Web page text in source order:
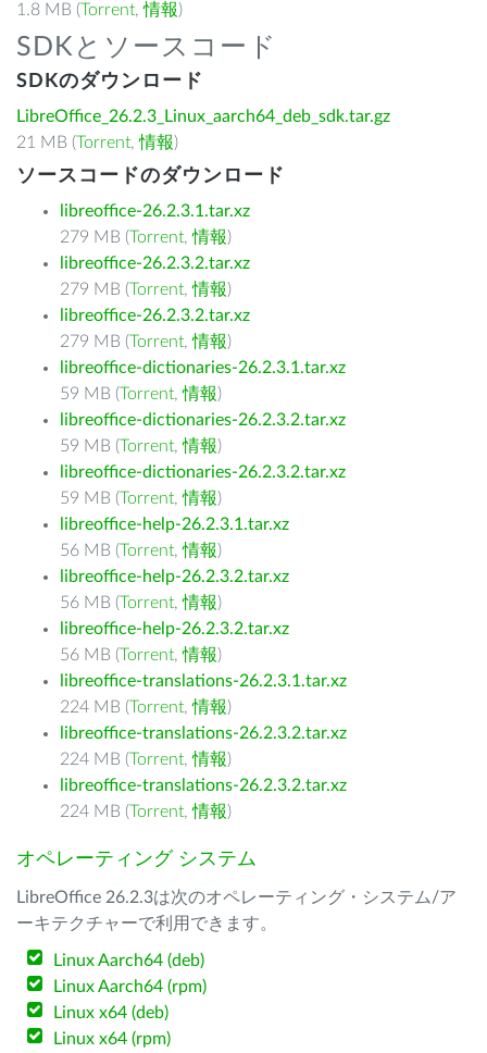
1.8 MB (Torrent,情報)
SDKとソースコード
SDKのダウンロード
LibreOffice_26.2.3_Linux_aarch64_deb_sdk.tar.gz
21 MB (Torrent,情報)
ソースコードのダウンロード
libreoffice-26.2.3.1.tar.xz
279 MB (Torrent,情報)
libreoffice-26.2.3.2.tar.xz
279 MB (Torrent,情報)
libreoffice-26.2.3.2.tar.xz
279 MB (Torrent,情報)
libreoffice-dictionaries-26.2.3.1.tar.xz
59 MB (Torrent,情報)
libreoffice-dictionaries-26.2.3.2.tar.xz
59 MB (Torrent,情報)
libreoffice-dictionaries-26.2.3.2.tar.xz
59 MB (Torrent,情報)
libreoffice-help-26.2.3.1.tar.xz
56 MB (Torrent,情報)
libreoffice-help-26.2.3.2.tar.xz
56 MB (Torrent,情報)
libreoffice-help-26.2.3.2.tar.xz
56 MB (Torrent,情報)
libreoffice-translations-26.2.3.1.tar.xz
224 MB (Torrent,情報)
libreoffice-translations-26.2.3.2.tar.xz
224 MB (Torrent,情報)
libreoffice-translations-26.2.3.2.tar.xz
224 MB (Torrent,情報)
オペレーティング システム
LibreOffice 26.2.3は次のオペレーティング・システム/ア
ーキテクチャーで利用できます。
Linux Aarch64 (deb)
Linux Aarch64 (rpm)
Linux x64 (deb)
Linux x64 (rpm)